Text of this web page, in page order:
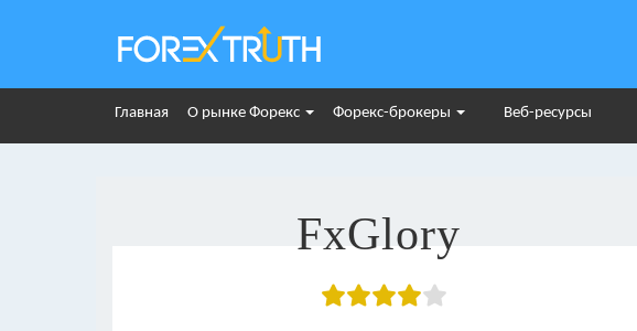
Главная О рынке Форекс Форекс-брокеры Веб-ресурсы
FxGlory